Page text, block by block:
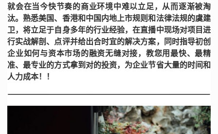
就会在当今快节奏的商业环境中难以立足，从而逐渐被淘
汰。熟悉美国、香港和中国内地上市规则和法律法规的虞建
卫，将立足于自身多年的行业经验，在直播中现场对项目进
行实战解剖、点评并给出合时宜的解决方案，同时指导初创
企业如何与资本市场的融资无缝对接，教您用最快、最精
准、最专业的方式拿到对的投资，为企业节省大量的时间和
人力成本！！